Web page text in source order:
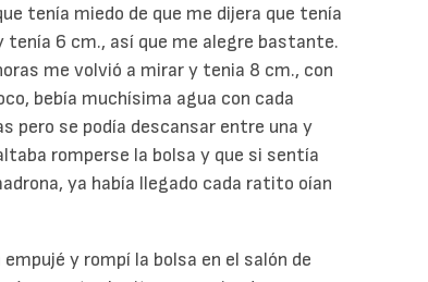
tenía miedo de que me dijera que tenía
tenía 6 cm., así que me alegre bastante.
me volvió a mirar y tenia 8 cm., con
bebía muchísima agua con cada
pero se podía descansar entre una y
romperse la bolsa y que si sentía
ya había llegado cada ratito oían
y rompí la bolsa en el salón de